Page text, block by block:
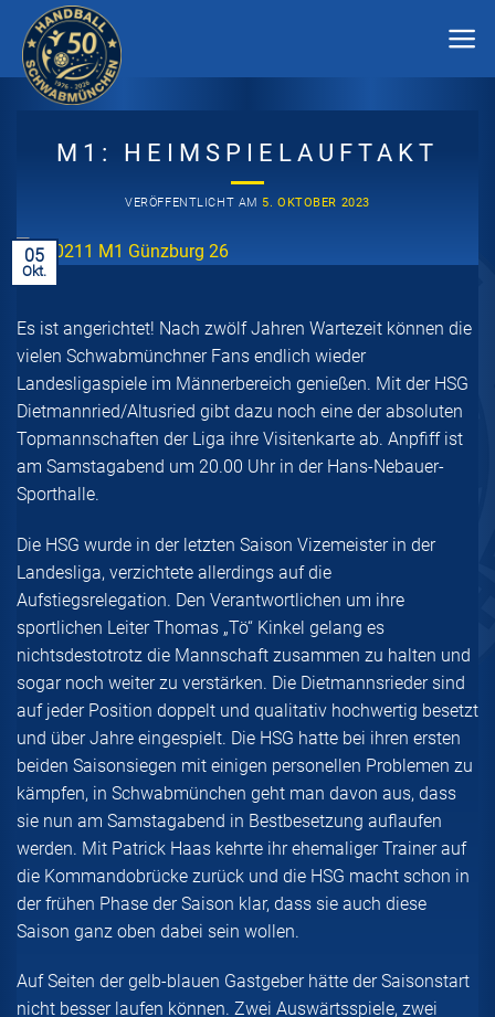
Inhalt
springen
M1: HEIMSPIELAUFTAKT
VERÖFFENTLICHT AM 5. OKTOBER 2023
05
Okt.
Es ist angerichtet! Nach zwölf Jahren Wartezeit können die
vielen Schwabmünchner Fans endlich wieder
Landesligaspiele im Männerbereich genießen. Mit der HSG
Dietmannried/Altusried gibt dazu noch eine der absoluten
Topmannschaften der Liga ihre Visitenkarte ab. Anpfiff ist
am Samstagabend um 20.00 Uhr in der Hans-Nebauer-
Sporthalle.
Die HSG wurde in der letzten Saison Vizemeister in der
Landesliga, verzichtete allerdings auf die
Aufstiegsrelegation. Den Verantwortlichen um ihre
sportlichen Leiter Thomas „Tö“ Kinkel gelang es
nichtsdestotrotz die Mannschaft zusammen zu halten und
sogar noch weiter zu verstärken. Die Dietmannsrieder sind
auf jeder Position doppelt und qualitativ hochwertig besetzt
und über Jahre eingespielt. Die HSG hatte bei ihren ersten
beiden Saisonsiegen mit einigen personellen Problemen zu
kämpfen, in Schwabmünchen geht man davon aus, dass
sie nun am Samstagabend in Bestbesetzung auflaufen
werden. Mit Patrick Haas kehrte ihr ehemaliger Trainer auf
die Kommandobrücke zurück und die HSG macht schon in
der frühen Phase der Saison klar, dass sie auch diese
Saison ganz oben dabei sein wollen.
Auf Seiten der gelb-blauen Gastgeber hätte der Saisonstart
nicht besser laufen können. Zwei Auswärtsspiele, zwei